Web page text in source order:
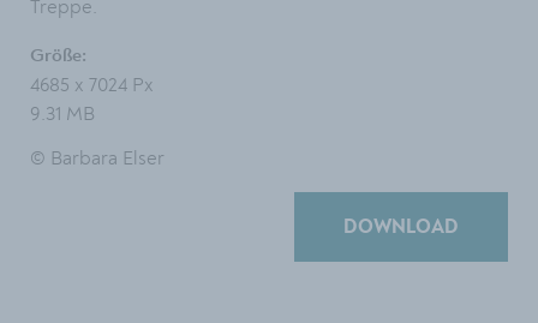
Treppe.
Größe:
4685 x 7024 Px
9.31 MB
© Barbara Elser
DOWNLOAD